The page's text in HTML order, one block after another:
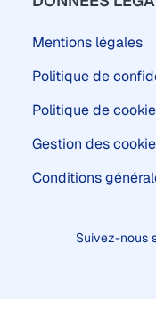
Mentions légales
Politique de
Politique de
Gestion des
Conditions
Suivez-nous